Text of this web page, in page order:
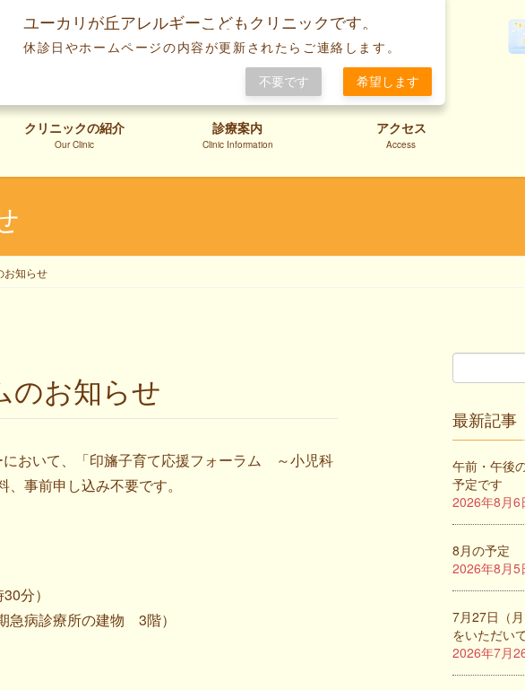
クリニックの紹介
Our Clinic
診療案内
Clinic Information
アクセス
Access
お知らせ
のお知らせ
おいて、「印旛子育て応援フォーラム ～小児科
事前申し込み不要です。
分）
急病診療所の建物 3階）
最新記事
午前・午後
予定です
2026年8月6
8月の予定
2026年8月5
7月27日（
をいただい
2026年7月
ユーカリが丘アレルギーこどもクリニックです。
休診日やホームページの内容が更新されたらご連絡します。
不要です 希望します